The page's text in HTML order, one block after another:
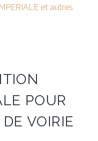
POUR
VOIRIE